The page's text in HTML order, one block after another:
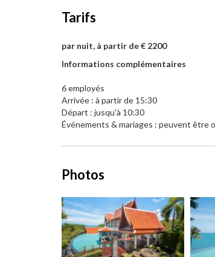
Tarifs
par nuit, à partir de € 2200
Informations complémentaires
6 employés
Arrivée : à partir de 15:30
Départ : jusqu'à 10:30
Événements & mariages : peuvent être
Photos